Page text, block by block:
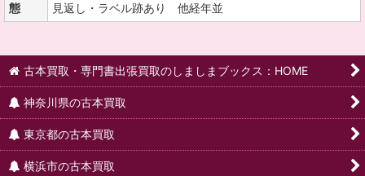
態
見返し・ラベル跡あり 他経年並
古本買取・専門書出張買取のしましまブックス：HOME
神奈川県の古本買取
東京都の古本買取
横浜市の古本買取